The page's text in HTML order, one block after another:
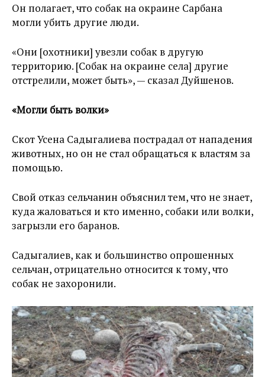
Он полагает, что собак на окраине Сарбана
могли убить другие люди.
«Они [охотники] увезли собак в другую
территорию. [Собак на окраине села] другие
отстрелили, может быть», — сказал Дуйшенов.
«Могли быть волки»
Скот Усена Садыгалиева пострадал от нападения
животных, но он не стал обращаться к властям за
помощью.
Свой отказ сельчанин объяснил тем, что не знает,
куда жаловаться и кто именно, собаки или волки,
загрызли его баранов.
Садыгалиев, как и большинство опрошенных
сельчан, отрицательно относится к тому, что
собак не захоронили.